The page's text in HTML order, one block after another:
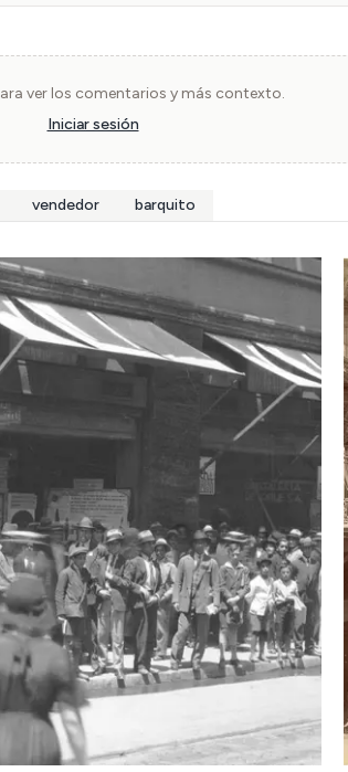
ver los comentarios y más contexto.
Iniciar sesión
vendedor barquito